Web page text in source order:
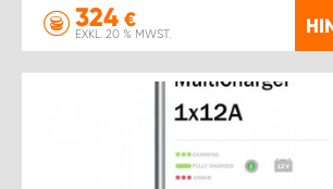
324 €
EXKL. 20 % MWST.